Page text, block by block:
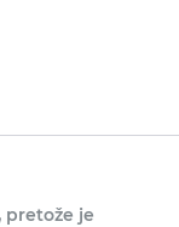
pretože je